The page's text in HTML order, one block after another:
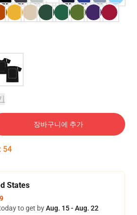
장바구니에 추가
: 54
States
to get byAug. 15 - Aug. 22